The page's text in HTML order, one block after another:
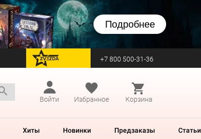
Подробнее
перейти на Zvezda +7 800 500-31-36
Войти
Избранное Корзина
Хиты Новинки Предзаказы Статьи